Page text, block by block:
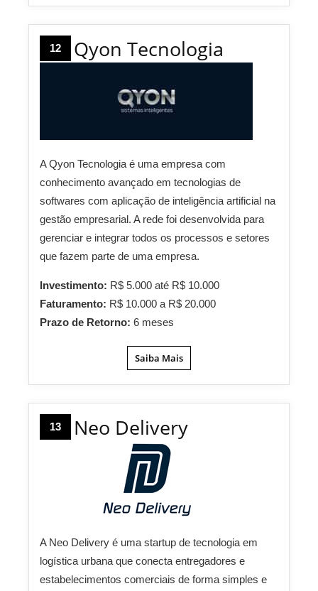
12 Qyon Tecnologia
A Qyon Tecnologia é uma empresa com
conhecimento avançado em tecnologias de
softwares com aplicação de inteligência artificial na
gestão empresarial. A rede foi desenvolvida para
gerenciar e integrar todos os processos e setores
que fazem parte de uma empresa.
Investimento: R$ 5.000 até R$ 10.000
Faturamento: R$ 10.000 a R$ 20.000
Prazo de Retorno: 6 meses
Saiba Mais
13 Neo Delivery
A Neo Delivery é uma startup de tecnologia em
logística urbana que conecta entregadores e
estabelecimentos comerciais de forma simples e